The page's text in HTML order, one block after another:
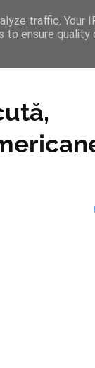
traffic. Your
ensure quality